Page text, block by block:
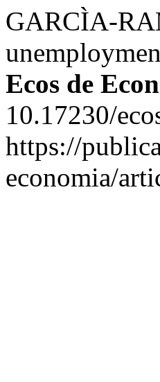
GARCÌA-
Ecos de
10.17230/
https://
economia/